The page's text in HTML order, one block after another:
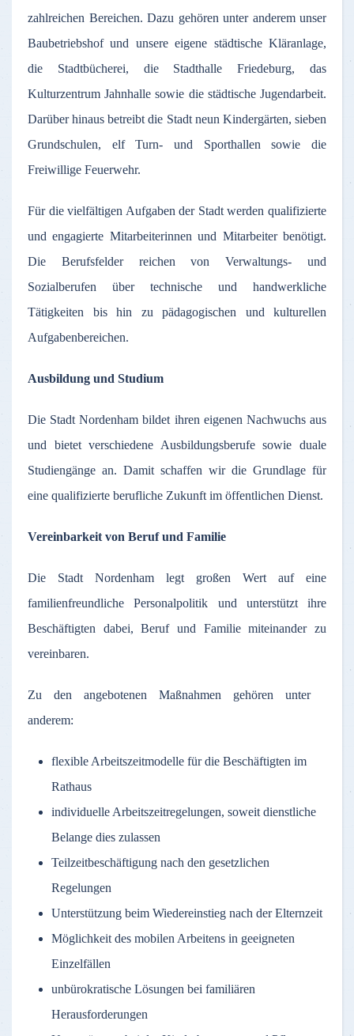
zahlreichen Bereichen. Dazu gehören unter anderem unser
Baubetriebshof und unsere eigene städtische Kläranlage,
die Stadtbücherei, die Stadthalle Friedeburg, das
Kulturzentrum Jahnhalle sowie die städtische Jugendarbeit.
Darüber hinaus betreibt die Stadt neun Kindergärten, sieben
Grundschulen, elf Turn- und Sporthallen sowie die
Freiwillige Feuerwehr.
Für die vielfältigen Aufgaben der Stadt werden qualifizierte
und engagierte Mitarbeiterinnen und Mitarbeiter benötigt.
Die Berufsfelder reichen von Verwaltungs- und
Sozialberufen über technische und handwerkliche
Tätigkeiten bis hin zu pädagogischen und kulturellen
Aufgabenbereichen.
Ausbildung und Studium
Die Stadt Nordenham bildet ihren eigenen Nachwuchs aus
und bietet verschiedene Ausbildungsberufe sowie duale
Studiengänge an. Damit schaffen wir die Grundlage für
eine qualifizierte berufliche Zukunft im öffentlichen Dienst.
Vereinbarkeit von Beruf und Familie
Die Stadt Nordenham legt großen Wert auf eine
familienfreundliche Personalpolitik und unterstützt ihre
Beschäftigten dabei, Beruf und Familie miteinander zu
vereinbaren.
Zu den angebotenen Maßnahmen gehören unter
anderem:
flexible Arbeitszeitmodelle für die Beschäftigten im
Rathaus
individuelle Arbeitszeitregelungen, soweit dienstliche
Belange dies zulassen
Teilzeitbeschäftigung nach den gesetzlichen
Regelungen
Unterstützung beim Wiedereinstieg nach der Elternzeit
Möglichkeit des mobilen Arbeitens in geeigneten
Einzelfällen
unbürokratische Lösungen bei familiären
Herausforderungen